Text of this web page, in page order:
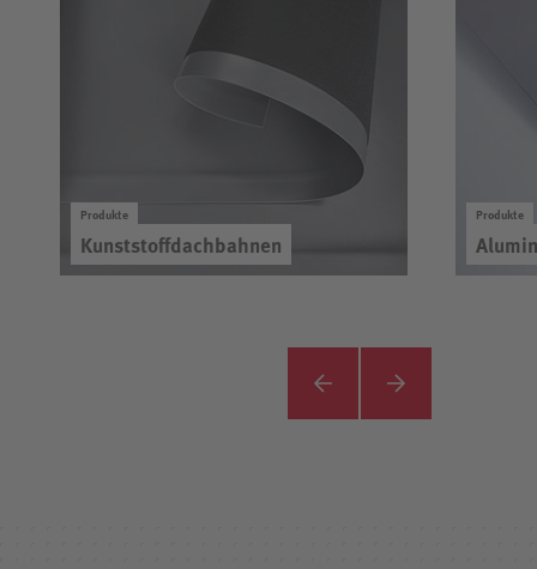
Produkte
Kunststoffdachbahnen
Produkte